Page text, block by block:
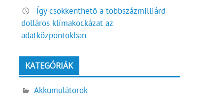
Így csökkenthető a többszázmilliárd
dolláros klímakockázat az
adatközpontokban
KATEGÓRIÁK
Akkumulátorok